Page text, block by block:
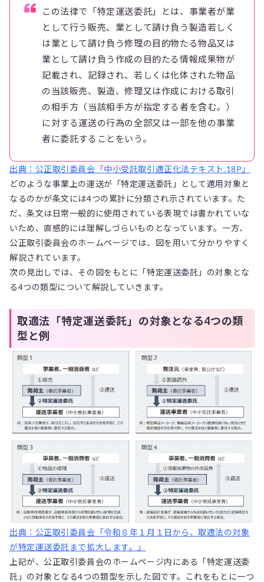
この法律で「特定運送委託」とは、事業者が業
として行う販売、業として請け負う製造若しく
は業として請け負う修理の目的物たる物品又は
業として請け負う作成の目的たる情報成果物が
記載され、記録され、若しくは化体された物品
の当該販売、製造、修理又は作成における取引
の相手方（当該相手方が指定する者を含む。）
に対する運送の行為の全部又は一部を他の事業
者に委託することをいう。
出典：公正取引委員会「中小受託取引適正化法テキスト.18P」
どのような事業上の運送が「特定運送委託」として適用対象と
なるのかが条文には4つの累計に分類され示されています。た
だ、条文は日常一般的に使用されている表現では書かれていな
いため、直感的には理解しづらいものとなっています。一方、
公正取引委員会のホームページでは、図を用いて分かりやすく
解説されています。
次の見出しでは、その図をもとに「特定運送委託」の対象とな
る4つの類型について解説していきます。
取適法「特定運送委託」の対象となる4つの類
型と例
出典：公正取引委員会「令和８年１月１日から、取適法の対象
が特定運送委託まで拡大します。」
上記が、公正取引委員会のホームページ内にある「特定運送委
託」の対象となる4つの類型を示した図です。これをもとに一つ